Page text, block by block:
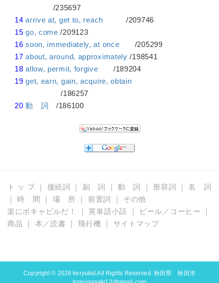
/235697
14 arrive at, get to, reach /209746
15 go, come /209123
16 soon, immediately, at once /205299
17 about, around, approximately /198541
18 allow, permit, forgive /189204
19 get, earn, gain, acquire, obtain
/186257
20 動 詞 /186100
ト ッ プ｜ 接続詞 ｜ 副 詞 ｜ 動 詞 ｜ 形容詞 ｜名 詞
｜ 時 間 ｜ 場 所 ｜ 前置詞 ｜ その他
楽にボキャビルだ！
｜英単語小話 ｜ ビール／コーヒー ｜
商品 ｜ 本／読書 ｜ 飛行機 ｜ サイトマップ
Copyright © 2026 keryukid All Rights Reserved. 秋田県 秋田市